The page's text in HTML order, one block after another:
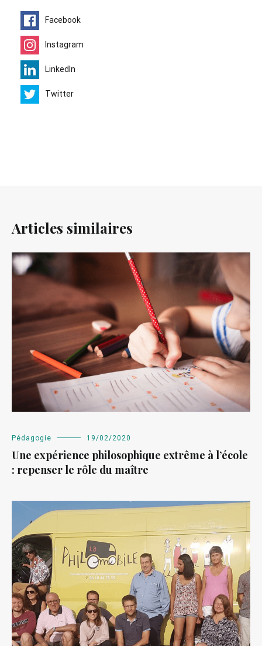
Facebook
Instagram
LinkedIn
Twitter
Articles similaires
Pédagogie 19/02/2020
Une expérience philosophique extrême à l’école
: repenser le rôle du maître